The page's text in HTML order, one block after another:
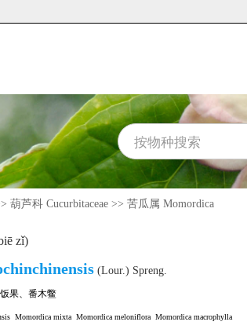
葫芦科 Cucurbitaceae >> 苦瓜属 Momordica
zǐ)
(Lour.) Spreng.
果、 番木鳖
Momordica mixta Momordica meloniflora Momordica macrophylla